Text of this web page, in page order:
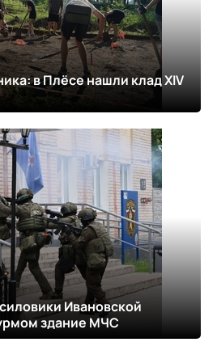
в Плёсе нашли клад XIV
Ивановской
здание МЧС